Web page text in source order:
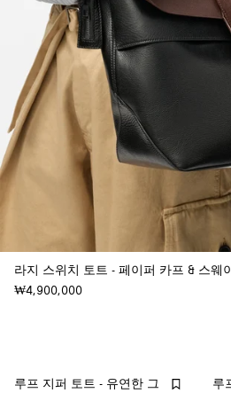
라지 스위치 토트 - 페이퍼 카프 & 스웨
₩4,900,000
루프 지퍼 토트 - 유연한 그
루